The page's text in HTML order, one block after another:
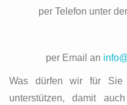
per Telefon unter
per Email an
Was dürfen wir für
unterstützen, damit